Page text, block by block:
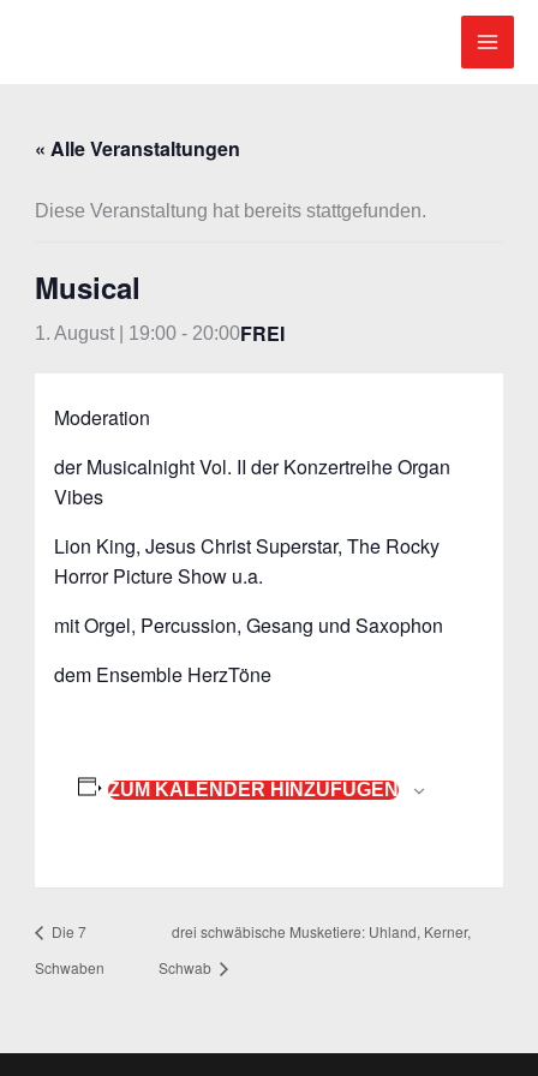
« Alle Veranstaltungen
Diese Veranstaltung hat bereits stattgefunden.
Musical
1. August | 19:00- 20:00FREI
Moderation
der Musicalnight Vol. II der Konzertreihe Organ
Vibes
Lion King, Jesus Christ Superstar, The Rocky
Horror Picture Show u.a.
mit Orgel, Percussion, Gesang und Saxophon
dem Ensemble HerzTöne
ZUM KALENDER HINZUFÜGEN
Die 7
Schwaben
drei schwäbische Musketiere: Uhland, Kerner,
Schwab